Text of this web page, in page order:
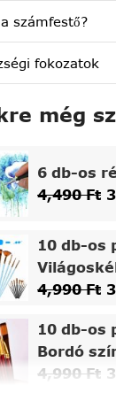
számfestő?
fokozatok
még
6 db-os
4,490Ft
10 db-os
4,990Ft
10 db-os
Bordó
4,990Ft